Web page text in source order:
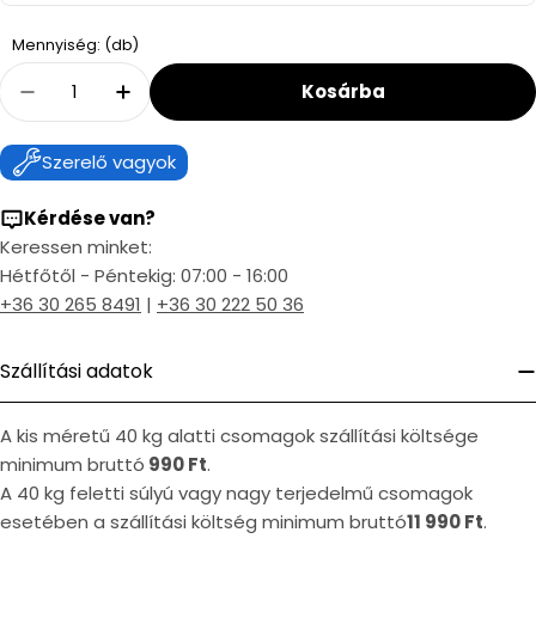
Mennyiség: (db)Quantity
Decrease Quantity For Awenta MPCV5
Increase Quantity For Awenta
Kosárba
Szerelő vagyok
Kérdése van?
Keressen minket:
Hétfőtől - Péntekig: 07:00 - 16:00
+36 30 265 8491 | +36 30 222 50 36
Szállítási adatok
A kis méretű 40 kg alatti csomagok szállítási költsége
minimum bruttó 990 Ft.
A 40 kg feletti súlyú vagy nagy terjedelmű csomagok
esetében a szállítási költség minimum bruttó11 990 Ft.